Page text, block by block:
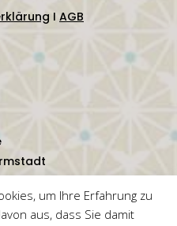
I AGB
um Ihre Erfahrung zu
aus, dass Sie damit